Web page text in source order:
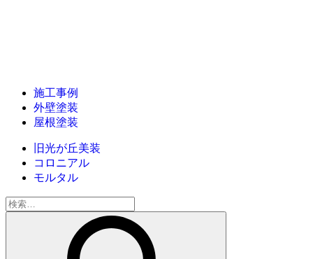
施工事例
外壁塗装
屋根塗装
旧光が丘美装
コロニアル
モルタル
検
索: